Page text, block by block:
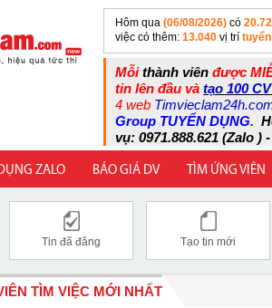
Hôm qua (06/08/2026) có
việc có thêm: 13.040 vị trí
Mỗithành viên được
tin lên đầu và tạo 100
4 web
Group TUYỂN DỤNG.
vụ: 0971.888.621 (Zalo )
ZALO BÁO GIÁ DV TÌM ỨNG VIÊN
Tin đã đăng Tạo tin mới
TÌM VIỆC MỚI NHẤT